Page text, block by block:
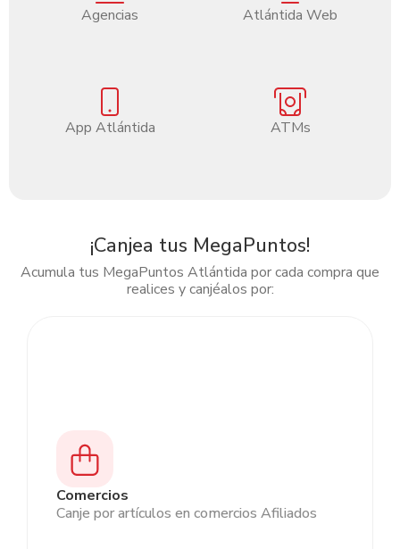
Agencias Atlántida Web
App Atlántida ATMs
¡Canjea tus MegaPuntos!
Acumula tus MegaPuntos Atlántida por cada compra que
realices y canjéalos por:
Comercios
Canje por artículos en comercios Afiliados